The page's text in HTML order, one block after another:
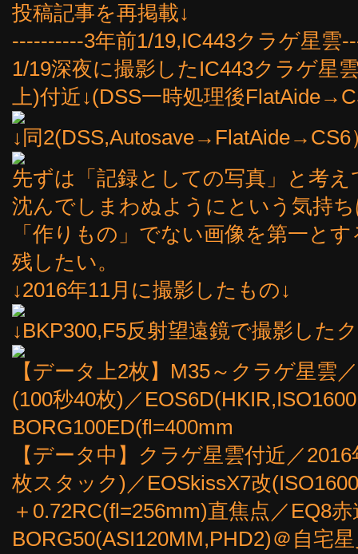
投稿記事を再掲載↓
----------3年前1/19,IC443クラゲ星雲
1/19深夜に撮影したIC443クラゲ星
上)付近↓(DSS一時処理後
↓同2(DSS,Autosave→FlatAide→CS6
先ずは「記録としての写真」と考
沈んでしまわぬようにという気持
「作りもの」でない画像を第一と
残したい。
↓2016年11月に撮影したもの↓
↓BKP300,F5反射望遠鏡で撮影した
【データ上2枚】M35～クラゲ星雲
(100秒40枚)／
BORG100ED(fl=400mm
【データ中】クラゲ星雲付近／
枚スタック)／EOSkissX7改
＋0.72RC(fl=256mm)直焦点／EQ8
BORG50(ASI120MM,PHD2)＠自宅